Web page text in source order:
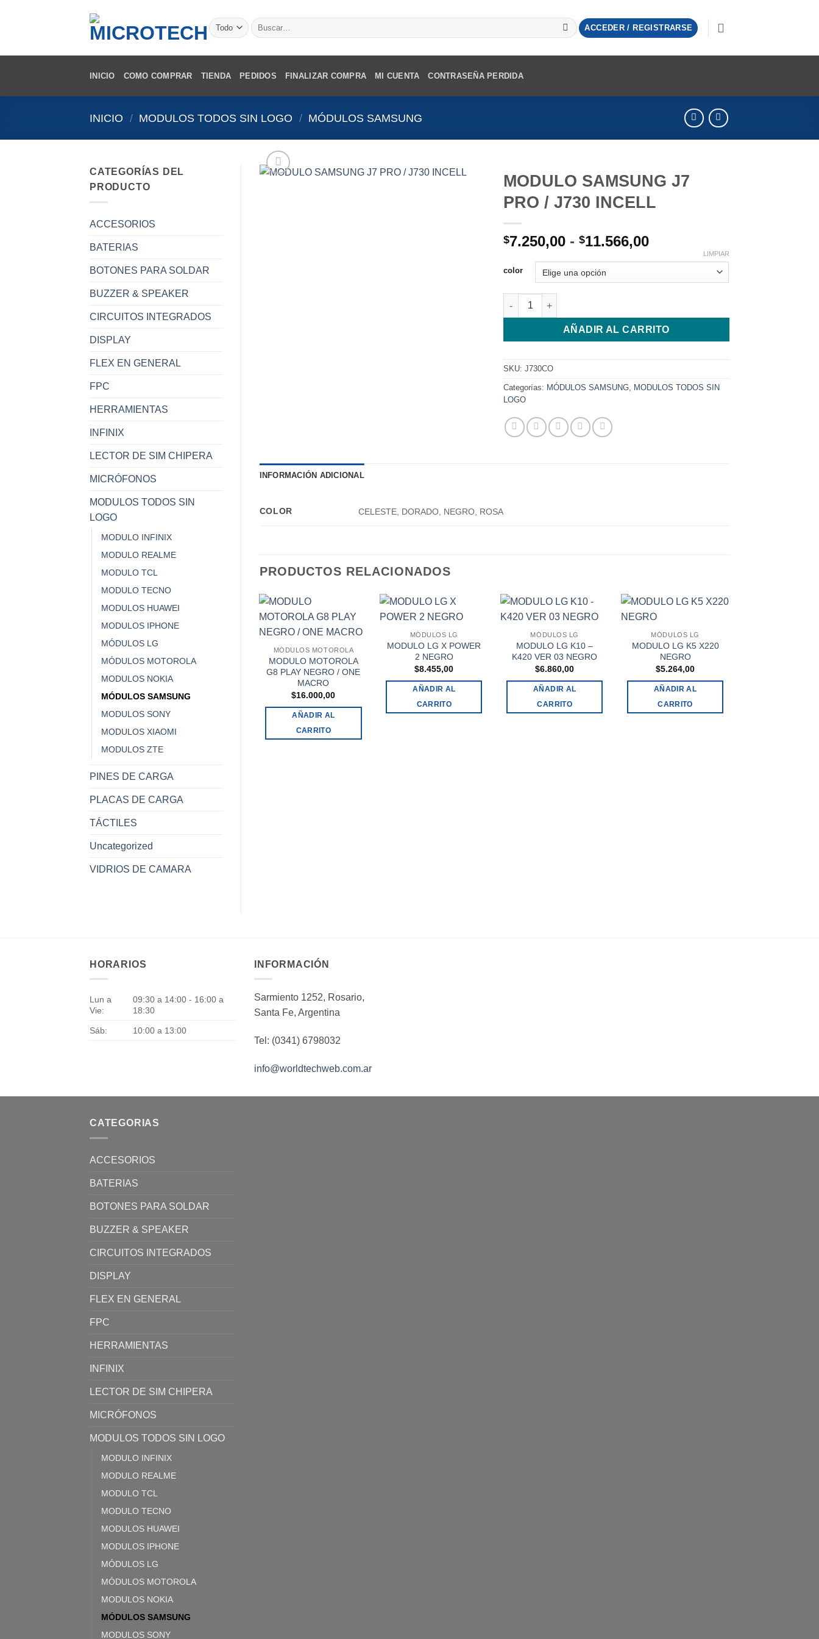
Buscar
por:
ACCEDER / REGISTRARSE
INICIO COMO COMPRAR TIENDA PEDIDOS FINALIZAR COMPRA MI CUENTA CONTRASEÑA PERDIDA
INICIO / MODULOS TODOS SIN LOGO / MÓDULOS SAMSUNG
CATEGORÍAS DEL
PRODUCTO
ACCESORIOS
BATERIAS
BOTONES PARA SOLDAR
BUZZER & SPEAKER
CIRCUITOS INTEGRADOS
DISPLAY
FLEX EN GENERAL
FPC
HERRAMIENTAS
INFINIX
LECTOR DE SIM CHIPERA
MICRÓFONOS
MODULOS TODOS SIN
LOGO
MODULO INFINIX
MODULO REALME
MODULO TCL
MODULO TECNO
MODULOS HUAWEI
MODULOS IPHONE
MÓDULOS LG
MÓDULOS MOTOROLA
MODULOS NOKIA
MÓDULOS SAMSUNG
MODULOS SONY
MODULOS XIAOMI
MODULOS ZTE
PINES DE CARGA
PLACAS DE CARGA
TÁCTILES
Uncategorized
VIDRIOS DE CAMARA
MODULO SAMSUNG J7
PRO / J730 INCELL
$7.250,00 - $11.566,00Rango
desde
hasta
$11.566,00
color
LIMPIAR
MODULO SAMSUNG J7 PRO / J730 INCELL cantidad
AÑADIR AL CARRITO
SKU:J730CO
Categorías: MÓDULOS SAMSUNG
MODULOS TODOS SIN
LOGO
INFORMACIÓN ADICIONAL
COLOR CELESTE, DORADO, NEGRO, ROSA
PRODUCTOS RELACIONADOS
MÓDULOS MOTOROLA
MODULO MOTOROLA
G8 PLAY NEGRO / ONE
MACRO
$16.000,00
AÑADIR AL
CARRITO
MÓDULOS LG
MODULO LG X POWER
2 NEGRO
$8.455,00
AÑADIR AL
CARRITO
MÓDULOS LG
MODULO LG K10 –
K420 VER 03 NEGRO
$6.860,00
AÑADIR AL
CARRITO
MÓDULOS LG
MODULO LG K5 X220
NEGRO
$5.264,00
AÑADIR AL
CARRITO
HORARIOS
Lun a
Vie:
09:30 a 14:00 - 16:00 a
18:30
Sáb: 10:00 a 13:00
INFORMACIÓN
Sarmiento 1252, Rosario,
Santa Fe, Argentina
Tel: (0341) 6798032
info@worldtechweb.com.ar
CATEGORIAS
ACCESORIOS
BATERIAS
BOTONES PARA SOLDAR
BUZZER & SPEAKER
CIRCUITOS INTEGRADOS
DISPLAY
FLEX EN GENERAL
FPC
HERRAMIENTAS
INFINIX
LECTOR DE SIM CHIPERA
MICRÓFONOS
MODULOS TODOS SIN LOGO
MODULO INFINIX
MODULO REALME
MODULO TCL
MODULO TECNO
MODULOS HUAWEI
MODULOS IPHONE
MÓDULOS LG
MÓDULOS MOTOROLA
MODULOS NOKIA
MÓDULOS SAMSUNG
MODULOS SONY